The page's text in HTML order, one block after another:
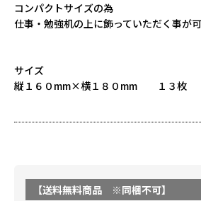
コンパクトサイズの為
仕事・勉強机の上に飾っていただく事が可
サイズ
縦１６０mm×横１８０mm １３枚
【送料無料商品 ※同梱不可】